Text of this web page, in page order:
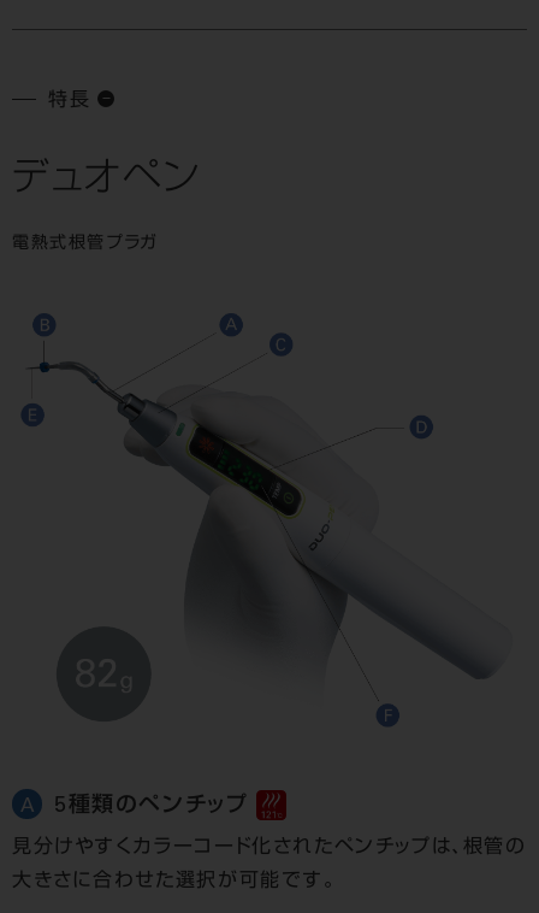
特長
デュオペン
電熱式根管プラガ
A 5種類のペンチップ
見分けやすくカラーコード化されたペンチップは、根管の
大きさに合わせた選択が可能です。